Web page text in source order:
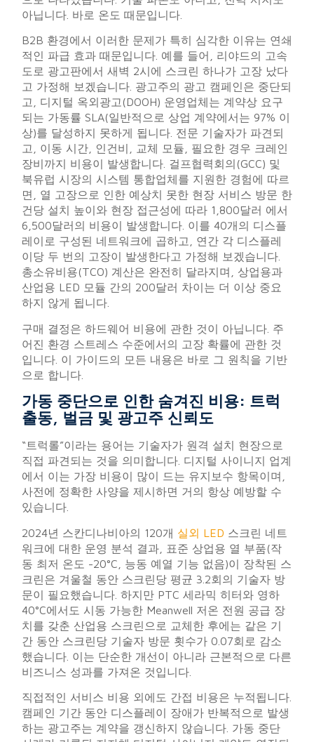
아닙니다. 바로 온도 때문입니다.
B2B 환경에서 이러한 문제가 특히 심각한 이유는 연쇄
적인 파급 효과 때문입니다. 예를 들어, 리야드의 고속
도로 광고판에서 새벽 2시에 스크린 하나가 고장 났다
고 가정해 보겠습니다. 광고주의 광고 캠페인은 중단되
고, 디지털 옥외광고(DOOH) 운영업체는 계약상 요구
되는 가동률 SLA(일반적으로 상업 계약에서는 97% 이
상)를 달성하지 못하게 됩니다. 전문 기술자가 파견되
고, 이동 시간, 인건비, 교체 모듈, 필요한 경우 크레인
장비까지 비용이 발생합니다. 걸프협력회의(GCC) 및
북유럽 시장의 시스템 통합업체를 지원한 경험에 따르
면, 열 고장으로 인한 예상치 못한 현장 서비스 방문 한
건당 설치 높이와 현장 접근성에 따라 1,800달러 에서
6,500달러의 비용이 발생합니다. 이를 40개의 디스플
레이로 구성된 네트워크에 곱하고, 연간 각 디스플레
이당 두 번의 고장이 발생한다고 가정해 보겠습니다.
총소유비용(TCO) 계산은 완전히 달라지며, 상업용과
산업용 LED 모듈 간의 200달러 차이는 더 이상 중요
하지 않게 됩니다.
구매 결정은 하드웨어 비용에 관한 것이 아닙니다. 주
어진 환경 스트레스 수준에서의 고장 확률에 관한 것
입니다. 이 가이드의 모든 내용은 바로 그 원칙을 기반
으로 합니다.
가동 중단으로 인한 숨겨진 비용: 트럭
출동, 벌금 및 광고주 신뢰도
“트럭롤”이라는 용어는 기술자가 원격 설치 현장으로
직접 파견되는 것을 의미합니다. 디지털 사이니지 업계
에서 이는 가장 비용이 많이 드는 유지보수 항목이며,
사전에 정확한 사양을 제시하면 거의 항상 예방할 수
있습니다.
2024년 스칸디나비아의 120개 실외 LED 스크린 네트
워크에 대한 운영 분석 결과, 표준 상업용 열 부품(작
동 최저 온도 -20°C, 능동 예열 기능 없음)이 장착된 스
크린은 겨울철 동안 스크린당 평균 3.2회의 기술자 방
문이 필요했습니다. 하지만 PTC 세라믹 히터와 영하
40°C에서도 시동 가능한 Meanwell 저온 전원 공급 장
치를 갖춘 산업용 스크린으로 교체한 후에는 같은 기
간 동안 스크린당 기술자 방문 횟수가 0.07회로 감소
했습니다. 이는 단순한 개선이 아니라 근본적으로 다른
비즈니스 성과를 가져온 것입니다.
직접적인 서비스 비용 외에도 간접 비용은 누적됩니다.
캠페인 기간 동안 디스플레이 장애가 반복적으로 발생
하는 광고주는 계약을 갱신하지 않습니다. 가동 중단